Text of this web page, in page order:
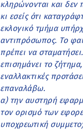
κληρώνονται και δεν
κι εσείς ότι
εκλογικό τμήμα
αντιπρόσωπος. Το
πρέπει να
επισημάνει το
εναλλακτικές
επαναλάβω.
α) την αυστηρή
τον ορισμό των
υποχρεωτική